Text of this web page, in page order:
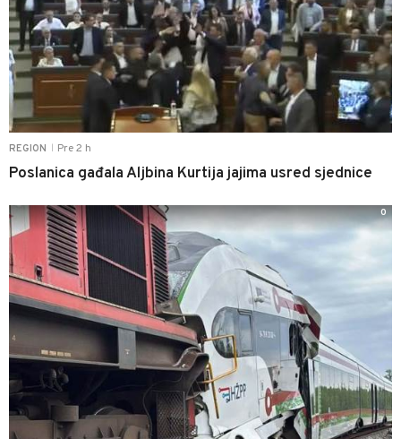
REGION Pre 2 h
Poslanica gađala Aljbina Kurtija jajima usred sjednice
0